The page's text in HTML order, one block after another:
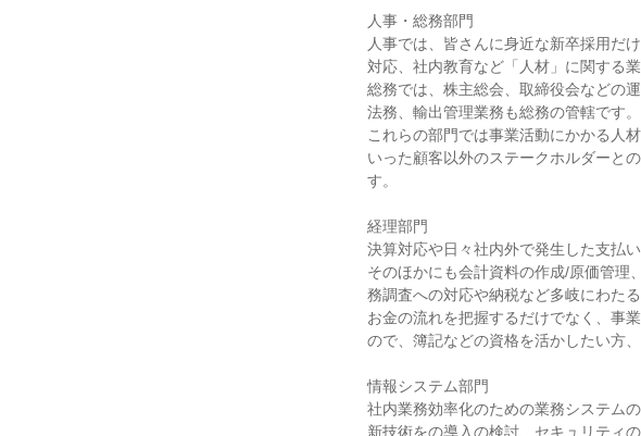
人事・総務部門
人事では、皆さんに身近な新卒採用だ
対応、社内教育など「人材」に関する業
総務では、株主総会、取締役会などの
法務、輸出管理業務も総務の管轄です。
これらの部門では事業活動にかかる人
いった顧客以外のステークホルダーと
す。
経理部門
決算対応や日々社内外で発生した支払
そのほかにも会計資料の作成/原価管理
務調査への対応や納税など多岐にわたる
お金の流れを把握するだけでなく、事
ので、簿記などの資格を活かしたい方
情報システム部門
社内業務効率化のための業務システム
新技術をの導入の検討、セキュリティ